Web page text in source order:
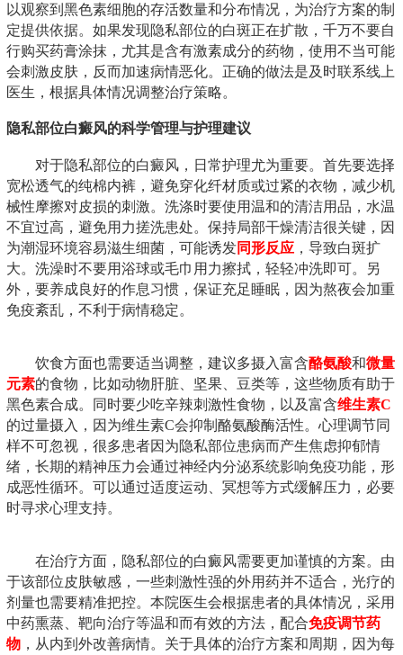
以观察到黑色素细胞的存活数量和分布情况，为治疗方案的制
定提供依据。如果发现隐私部位的白斑正在扩散，千万不要自
行购买药膏涂抹，尤其是含有激素成分的药物，使用不当可能
会刺激皮肤，反而加速病情恶化。正确的做法是及时联系线上
医生，根据具体情况调整治疗策略。
隐私部位白癜风的科学管理与护理建议
对于隐私部位的白癜风，日常护理尤为重要。首先要选择
宽松透气的纯棉内裤，避免穿化纤材质或过紧的衣物，减少机
械性摩擦对皮损的刺激。洗涤时要使用温和的清洁用品，水温
不宜过高，避免用力搓洗患处。保持局部干燥清洁很关键，因
为潮湿环境容易滋生细菌，可能诱发同形反应 ，导致白斑扩
大。洗澡时不要用浴球或毛巾用力擦拭，轻轻冲洗即可。另
外，要养成良好的作息习惯，保证充足睡眠，因为熬夜会加重
免疫紊乱，不利于病情稳定。
饮食方面也需要适当调整，建议多摄入富含酪氨酸和微量
元素的食物，比如动物肝脏、坚果、豆类等，这些物质有助于
黑色素合成。同时要少吃辛辣刺激性食物，以及富含维生素C
的过量摄入，因为维生素C会抑制酪氨酸酶活性。心理调节同
样不可忽视，很多患者因为隐私部位患病而产生焦虑抑郁情
绪，长期的精神压力会通过神经内分泌系统影响免疫功能，形
成恶性循环。可以通过适度运动、冥想等方式缓解压力，必要
时寻求心理支持。
在治疗方面，隐私部位的白癜风需要更加谨慎的方案。由
于该部位皮肤敏感，一些刺激性强的外用药并不适合，光疗的
剂量也需要精准把控。本院医生会根据患者的具体情况，采用
中药熏蒸、靶向治疗等温和而有效的方法，配合免疫调节药
物 ，从内到外改善病情。关于具体的治疗方案和周期，因为每